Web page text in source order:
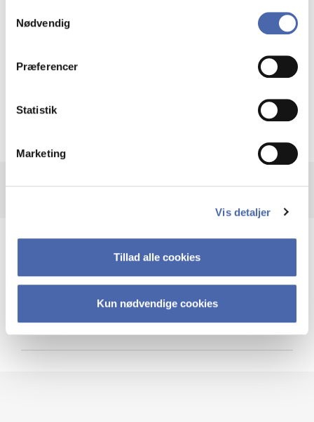
markedsføring. Du bestemmer selv - og kan altid trække
Nødvendig
Præferencer
Statistik
Marketing
Vis detaljer
Tillad alle cookies
Kun nødvendige cookies
Krigen i Ukraine
Cybersikkerhed